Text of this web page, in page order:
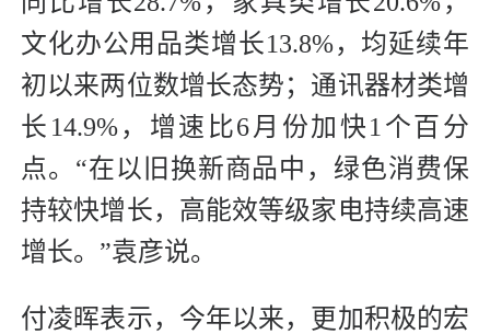
文化办公用品类增长13.8%，均延续年
初以来两位数增长态势；通讯器材类增
长14.9%，增速比6月份加快1个百分
点。“在以旧换新商品中，绿色消费保
持较快增长，高能效等级家电持续高速
增长。”袁彦说。
付凌晖表示，今年以来，更加积极的宏